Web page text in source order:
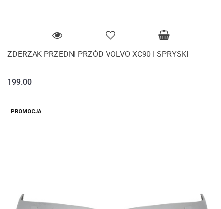
ZDERZAK PRZEDNI PRZÓD VOLVO XC90 I SPRYSKI
199.00
PROMOCJA